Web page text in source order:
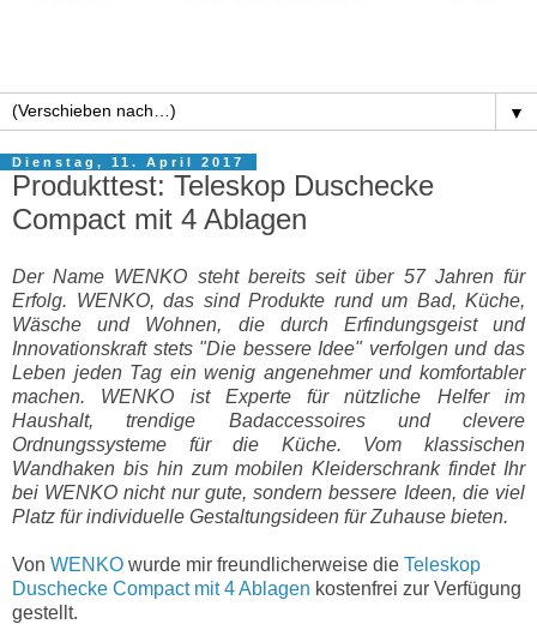
▼
Dienstag, 11. April 2017
Produkttest: Teleskop Duschecke
Compact mit 4 Ablagen
Der Name WENKO steht bereits seit über 57 Jahren für
Erfolg. WENKO, das sind Produkte rund um Bad, Küche,
Wäsche und Wohnen, die durch Erfindungsgeist und
Innovationskraft stets "Die bessere Idee" verfolgen und das
Leben jeden Tag ein wenig angenehmer und komfortabler
machen. WENKO ist Experte für nützliche Helfer im
Haushalt, trendige Badaccessoires und clevere
Ordnungssysteme für die Küche. Vom klassischen
Wandhaken bis hin zum mobilen Kleiderschrank findet Ihr
bei WENKO nicht nur gute, sondern bessere Ideen, die viel
Platz für individuelle Gestaltungsideen für Zuhause bieten.
Von WENKO wurde mir freundlicherweise die Teleskop
Duschecke Compact mit 4 Ablagen kostenfrei zur Verfügung
gestellt.